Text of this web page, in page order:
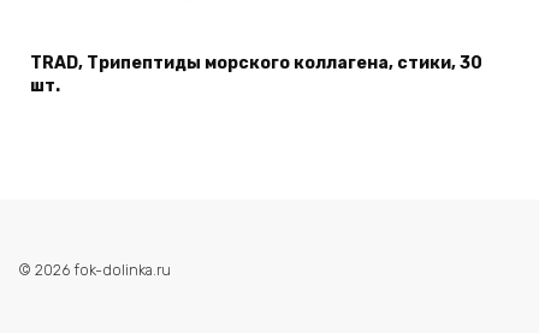
TRAD, Трипептиды морского коллагена, стики, 30
шт.
© 2026 fok-dolinka.ru